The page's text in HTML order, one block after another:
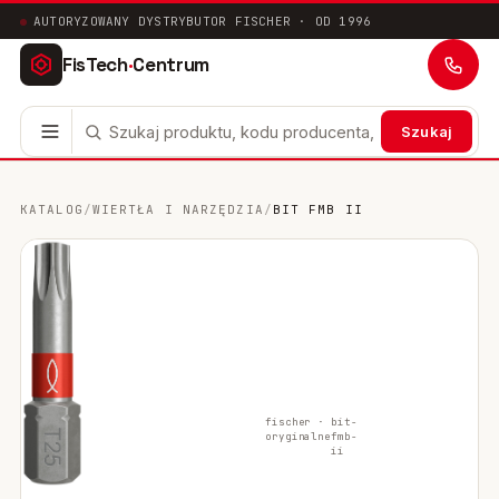
AUTORYZOWANY DYSTRYBUTOR FISCHER · OD 1996
FisTech·Centrum
Szukaj
Mocowania chemiczne 41
Mocowania ramowe
Systemy instalacyjne
Mocowania w pustych przestrzeniach
KATALOG /WIERTŁA I NARZĘDZIA / BIT FMB II
fischer ·
oryginalne
bit-
fmb-
ii